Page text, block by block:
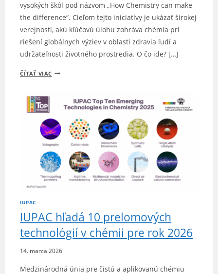
vysokých škôl pod názvom „How Chemistry can make
the difference“. Cieľom tejto iniciatívy je ukázať širokej
verejnosti, akú kľúčovú úlohu zohráva chémia pri
riešení globálnych výziev v oblasti zdravia ľudí a
udržateľnosti životného prostredia. O čo ide? […]
ČÍTAŤ VIACGLOBÁLNA
SÚŤAŽ
IUPAC:
UKÁŽTE
SVETU,
AKO
CHÉMIA
MENÍ
ŽIVOT
IUPAC
IUPAC hľadá 10 prelomových
technológií v chémii pre rok 2026
14. marca 2026
Medzinárodná únia pre čistú a aplikovanú chémiu